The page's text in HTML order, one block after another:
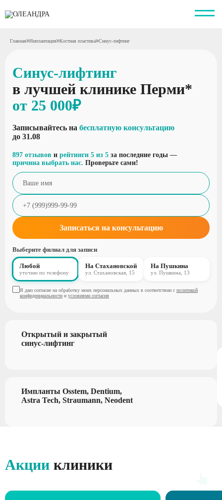
Главная Имплантация Костная пластика Синус-лифтинг
Синус-лифтинг
в лучшей клинике Перми*
от 25 000₽
Записывайтесь на бесплатную консультацию
до 31.08
897 отзывов и рейтинги 5 из 5 за последние годы —
причина выбрать нас. Проверьте сами!
Записаться на консультацию
Выберите филиал для записи
Любой
уточню по телефону
На Стахановской
ул. Стахановская, 15
На Пушкина
ул. Пушкина, 13
Я даю согласие на обработку моих персональных данных в соответствии с политикой
конфиденциальности и условиями согласия
Открытый и закрытый
синус-лифтинг
Импланты Osstem, Dentium,
Astra Tech, Straumann, Neodent
Акции клиники